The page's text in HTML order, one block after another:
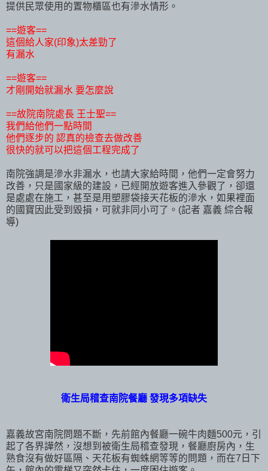
提供民眾使用的置物櫃區也有滲水情形。
==遊客==
這個給人家(印象)太差勁了
有漏水
==遊客==
才剛開始就漏水 要怎麼說
==故院南院處長 王士聖==
我們給他們一點時間
他們逐步的 認真的檢查去做改善
很快的就可以把這個工程完成了
南院強調是滲水非漏水，也請大家給時間，他們一定會努力
改善，只是國家級的建設，已經開放遊客進入參觀了，卻還
是處處在施工，甚至是用塑膠袋接天花板的滲水，如果裡面
的國寶因此受到毀損，可就非同小可了。(記者 嘉義 綜合報
導)
衛生局稽查南院餐廳 發現多項缺失
嘉義故宮南院問題不斷，先前館內餐廳一碗牛肉麵500元，引
起了各界譁然，沒想到被衛生局稽查發現，餐廳廚房內，生
熟食沒有做好區隔、天花板有蜘蛛網等等的問題，而在7日下